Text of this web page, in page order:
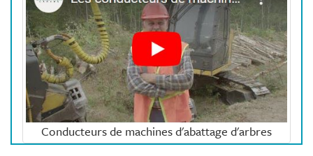
Conducteurs de machines d'abattage d'arbres